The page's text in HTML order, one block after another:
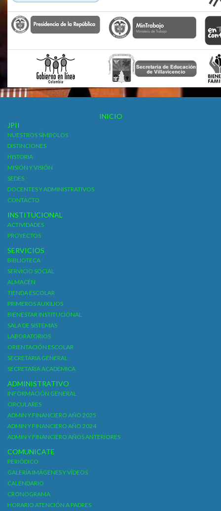
INICIO
JPII
NUESTROS SÍMBOLOS
DISTINCIONES
HISTORIA
MISIÓN Y VISIÓN
SEDES
DOCENTES Y ADMINISTRATIVOS
CONTACTO
INSTITUCIONAL
ACTIVIDADES
PROYECTOS
SERVICIOS
BIBLIOTECA
SERVICIO SOCIAL
ALMACÉN
TIENDA ESCOLAR
PRIMEROS AUXILIOS
BIENESTAR INSTITUCIONAL
SALA DE SISTEMAS
LABORATORIOS
ORIENTACIÓN ESCOLAR
SECRETARIA GENERAL
SECRETARIA ACADEMICA
ADMINISTRATIVO
INFORMACIÓN GENERAL
CIRCULARES
ADMIN Y FINANCIERO AÑO 2025
ADMIN Y FINANCIERO AÑO 2024
ADMIN Y FINANCIERO AÑOS ANTERIORES
COMUNICATE
PERIÓDICO
GALERÍA IMÁGENES Y VÍDEOS
CALENDARIO
CRONOGRAMA
HORARIO ATENCIÓN A PADRES